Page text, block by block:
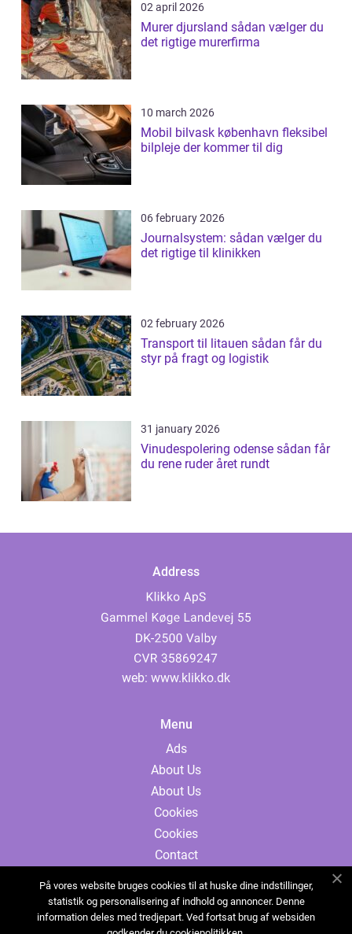
02 april 2026
Murer djursland sådan vælger du
det rigtige murerfirma
10 march 2026
Mobil bilvask københavn fleksibel
bilpleje der kommer til dig
06 february 2026
Journalsystem: sådan vælger du
det rigtige til klinikken
02 february 2026
Transport til litauen sådan får du
styr på fragt og logistik
31 january 2026
Vinudespolering odense sådan får
du rene ruder året rundt
Address
web: www.klikko.dk
Menu
Ads
About Us
About Us
Cookies
Cookies
Contact
Sitemap
Sitemap
På vores website bruges cookies til at huske dine indstillinger,
statistik og personalisering af indhold og annoncer. Denne
information deles med tredjepart. Ved fortsat brug af websiden